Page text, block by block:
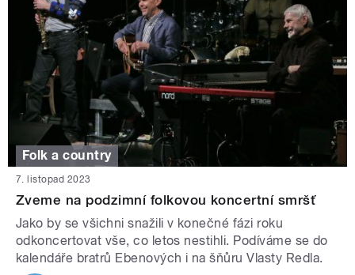
Folk a country
7. listopad 2023
Zveme na podzimní folkovou koncertní smršť
Jako by se všichni snažili v konečné fázi roku
odkoncertovat vše, co letos nestihli. Podíváme se do
kalendáře bratrů Ebenových i na šňůru Vlasty Redla.